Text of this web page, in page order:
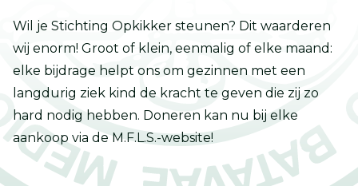
Wil je Stichting Opkikker steunen? Dit waarderen
wij enorm! Groot of klein, eenmalig of elke maand:
elke bijdrage helpt ons om gezinnen met een
langdurig ziek kind de kracht te geven die zij zo
hard nodig hebben. Doneren kan nu bij elke
aankoop via de M.F.L.S.-website!